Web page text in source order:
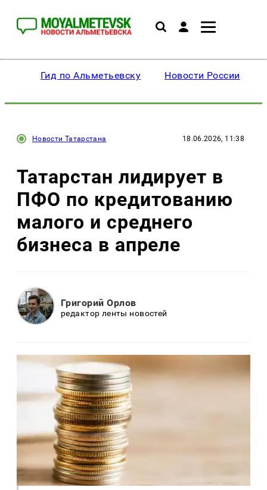
Гид по Альметьевску Новости России
Новости Татарстана 18.06.2026, 11:38
Татарстан лидирует в
ПФО по кредитованию
малого и среднего
бизнеса в апреле
Григорий Орлов
редактор ленты новостей